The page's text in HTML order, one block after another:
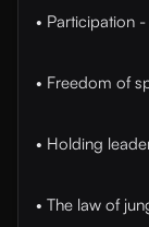
• Participation -
• Freedom of
• Holding
• The law of